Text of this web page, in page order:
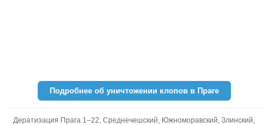
Подробнее об уничтожении клопов в Праге
Дератизация Прага 1–22, Среднечешский, Южноморавский, Злинский,